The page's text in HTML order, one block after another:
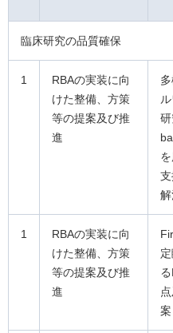
臨床研究の品質確保
1
RBAの実装に向
けた整備、方策
等の提案及び推
進
1
RBAの実装に向
けた整備、方策
等の提案及び推
進
案